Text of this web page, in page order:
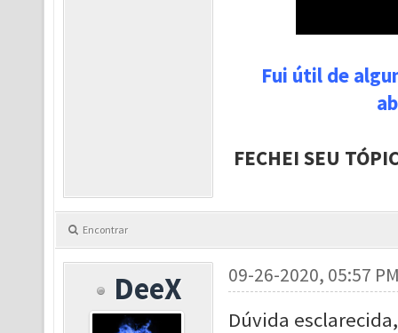
Fui útil de
FECHEI SEU
Encontrar
DeeX 09-26-2020, 05:57
Dúvida